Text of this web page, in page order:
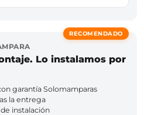
RECOMENDADO
Lo instalamos por
garantía Solomamparas
la entrega
instalación